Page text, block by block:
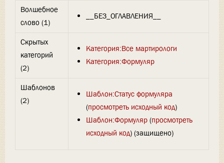
Волшебное
слово (1)
__БЕЗ_ОГЛАВЛЕНИЯ__
Скрытых
категорий
(2)
Категория:Все мартирологи
Категория:Формуляр
Шаблонов
(2)
Шаблон:Статус формуляра
(просмотреть исходный код)
Шаблон:Формуляр(просмотреть
исходный код) (защищено)